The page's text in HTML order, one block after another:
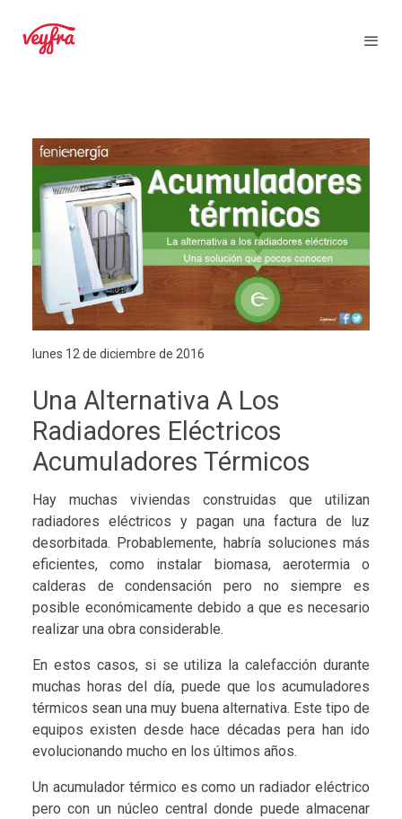
lunes 12 de diciembre de 2016
Una Alternativa A Los
Radiadores Eléctricos
Acumuladores Térmicos
Hay muchas viviendas construidas que utilizan
radiadores eléctricos y pagan una factura de luz
desorbitada. Probablemente, habría soluciones más
eficientes, como instalar biomasa, aerotermia o
calderas de condensación pero no siempre es
posible económicamente debido a que es necesario
realizar una obra considerable.
En estos casos, si se utiliza la calefacción durante
muchas horas del día, puede que los acumuladores
térmicos sean una muy buena alternativa. Este tipo de
equipos existen desde hace décadas pera han ido
evolucionando mucho en los últimos años.
Un acumulador térmico es como un radiador eléctrico
pero con un núcleo central donde puede almacenar